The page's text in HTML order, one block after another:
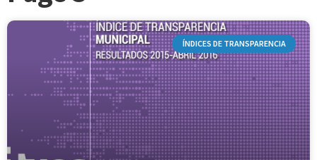
ÍNDICES DE TRANSPARENCIA